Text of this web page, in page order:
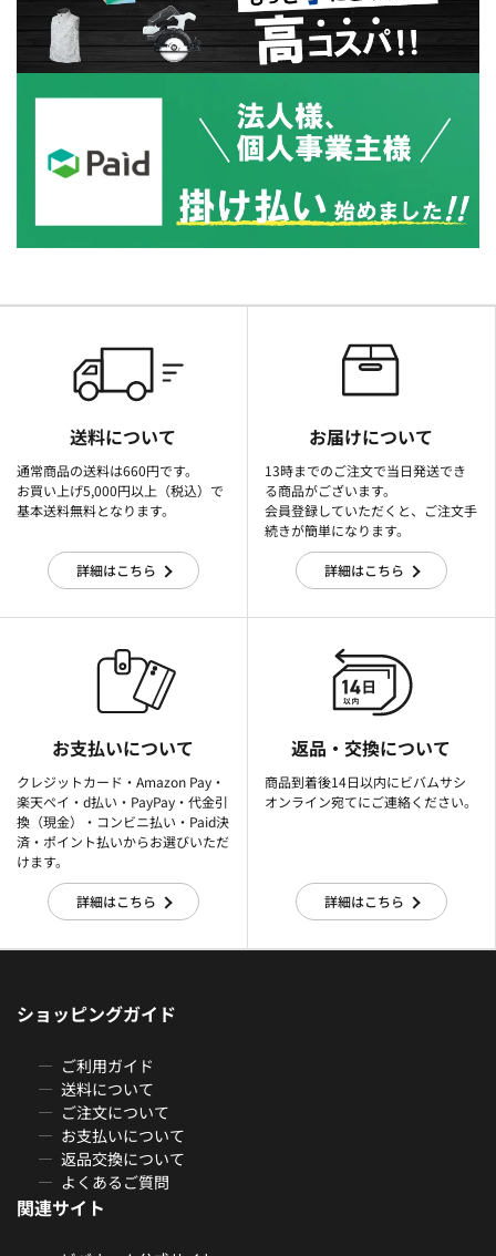
送料について
通常商品の送料は660円です。
お買い上げ5,000円以上（税込）で
基本送料無料となります。
詳細はこちら
お届けについて
13時までのご注文で当日発送でき
る商品がございます。
会員登録していただくと、ご注文手
続きが簡単になります。
詳細はこちら
お支払いについて
クレジットカード・Amazon Pay・
楽天ぺイ・d払い・PayPay・代金引
換（現金）・コンビニ払い・Paid決
済・ポイント払いからお選びいただ
けます。
詳細はこちら
返品・交換について
商品到着後14日以内にビバムサシ
オンライン宛てにご連絡ください。
詳細はこちら
ショッピングガイド
ご利用ガイド
送料について
ご注文について
お支払いについて
返品交換について
よくあるご質問
関連サイト